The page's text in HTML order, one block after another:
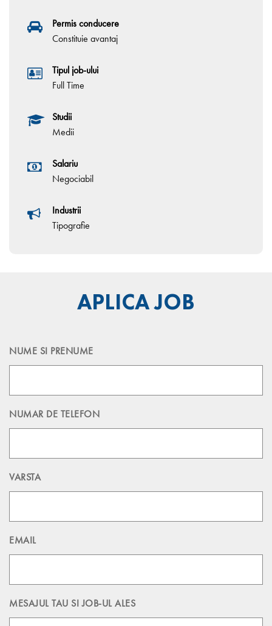
Permis conducere
Constituie avantaj
Tipul job-ului
Full Time
Studii
Medii
Salariu
Negociabil
Industrii
Tipografie
APLICA JOB
NUME SI PRENUME
NUMAR DE TELEFON
VARSTA
EMAIL
MESAJUL TAU SI JOB-UL ALES